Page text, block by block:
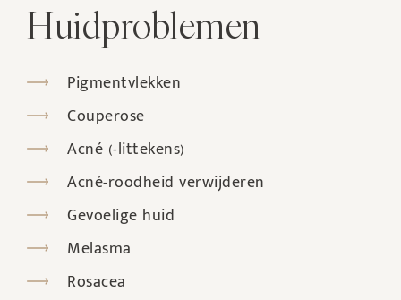
Huidproblemen
Pigmentvlekken
Couperose
Acné (-littekens)
Acné-roodheid verwijderen
Gevoelige huid
Melasma
Rosacea